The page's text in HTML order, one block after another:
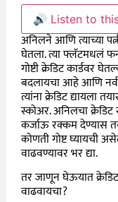
🔊 Listen to
अनिलने आणि त्याच्या
घेतला. त्या फ्लॅटमधलं
गोष्टी क्रेडिट कार्डवर
बदलायचा आहे आणि
त्यांना क्रेडिट द्यायला
स्कोअर. अनिलचा
कर्जाऊ रक्कम देण्यास
कोणती गोष्ट घ्यायची
वाढवण्यावर भर द्या.
तर जाणून घेऊयात
वाढवायचा?